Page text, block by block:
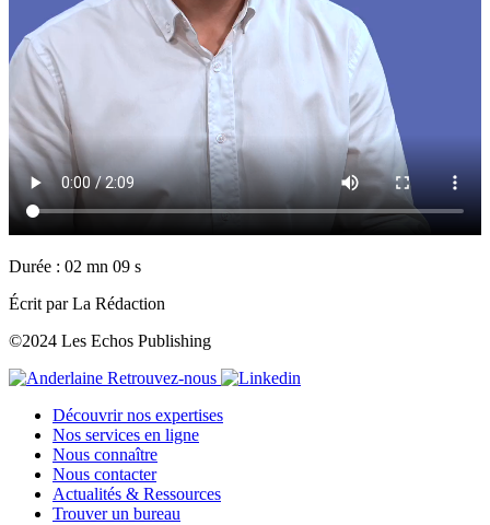
Durée : 02 mn 09 s
Écrit par La Rédaction
©2024 Les Echos Publishing
Retrouvez-nous
Découvrir nos expertises
Nos services en ligne
Nous connaître
Nous contacter
Actualités & Ressources
Trouver un bureau